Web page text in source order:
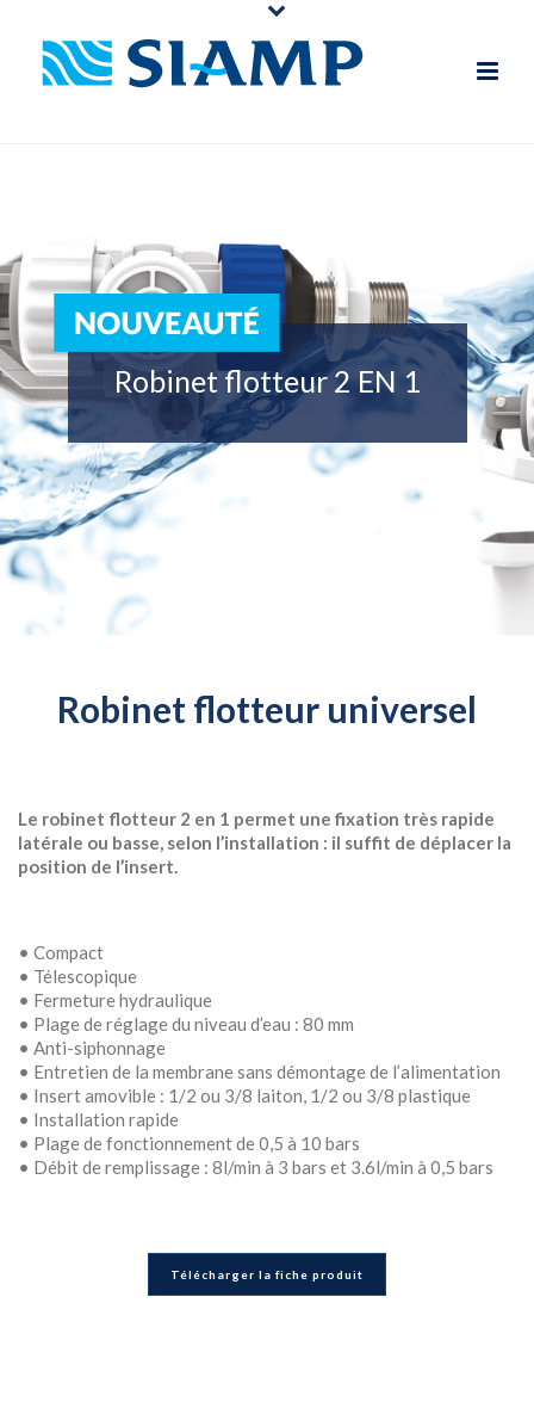
Robinet flotteur 2 EN 1
Robinet flotteur universel
Le robinet flotteur 2 en 1 permet une fixation très rapide
latérale ou basse, selon l’installation : il suffit de déplacer la
position de l’insert.
• Compact
• Télescopique
• Fermeture hydraulique
• Plage de réglage du niveau d’eau : 80 mm
• Anti-siphonnage
• Entretien de la membrane sans démontage de l’alimentation
• Insert amovible : 1/2 ou 3/8 laiton, 1/2 ou 3/8 plastique
• Installation rapide
• Plage de fonctionnement de 0,5 à 10 bars
• Débit de remplissage : 8l/min à 3 bars et 3.6l/min à 0,5 bars
Télécharger la fiche produit